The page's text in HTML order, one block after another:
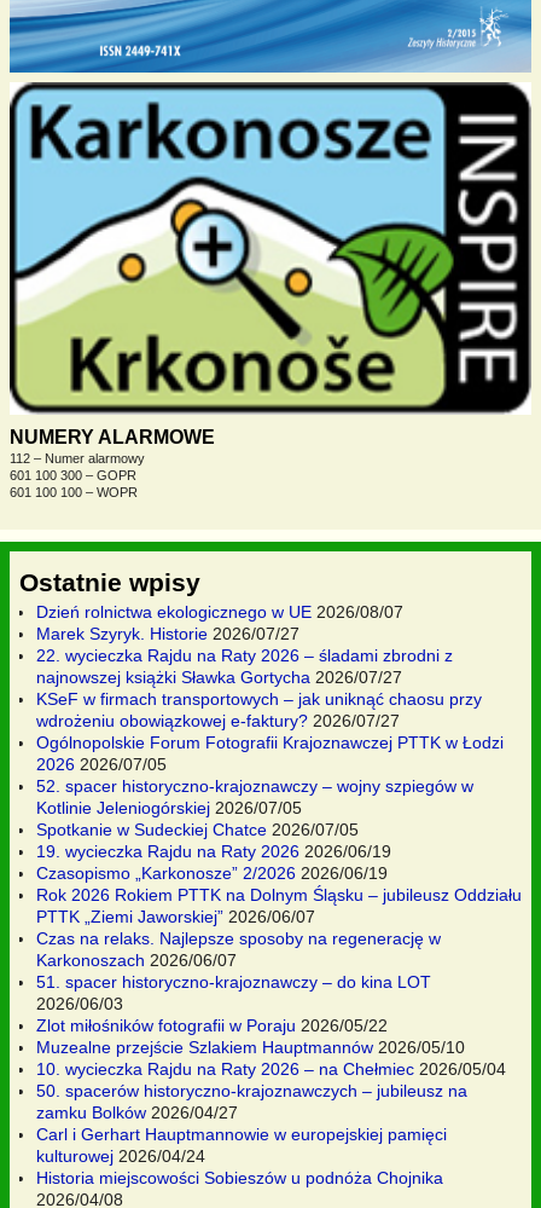
NUMERY ALARMOWE
112 – Numer alarmowy
601 100 300 – GOPR
601 100 100 – WOPR
Ostatnie wpisy
Dzień rolnictwa ekologicznego w UE 2026/08/07
Marek Szyryk. Historie 2026/07/27
22. wycieczka Rajdu na Raty 2026 – śladami zbrodni z
najnowszej książki Sławka Gortycha 2026/07/27
KSeF w firmach transportowych – jak uniknąć chaosu przy
wdrożeniu obowiązkowej e-faktury? 2026/07/27
Ogólnopolskie Forum Fotografii Krajoznawczej PTTK w Łodzi
2026 2026/07/05
52. spacer historyczno-krajoznawczy – wojny szpiegów w
Kotlinie Jeleniogórskiej 2026/07/05
Spotkanie w Sudeckiej Chatce 2026/07/05
19. wycieczka Rajdu na Raty 2026 2026/06/19
Czasopismo „Karkonosze” 2/2026 2026/06/19
Rok 2026 Rokiem PTTK na Dolnym Śląsku – jubileusz Oddziału
PTTK „Ziemi Jaworskiej” 2026/06/07
Czas na relaks. Najlepsze sposoby na regenerację w
Karkonoszach 2026/06/07
51. spacer historyczno-krajoznawczy – do kina LOT
2026/06/03
Zlot miłośników fotografii w Poraju 2026/05/22
Muzealne przejście Szlakiem Hauptmannów 2026/05/10
10. wycieczka Rajdu na Raty 2026 – na Chełmiec 2026/05/04
50. spacerów historyczno-krajoznawczych – jubileusz na
zamku Bolków 2026/04/27
Carl i Gerhart Hauptmannowie w europejskiej pamięci
kulturowej 2026/04/24
Historia miejscowości Sobieszów u podnóża Chojnika
2026/04/08